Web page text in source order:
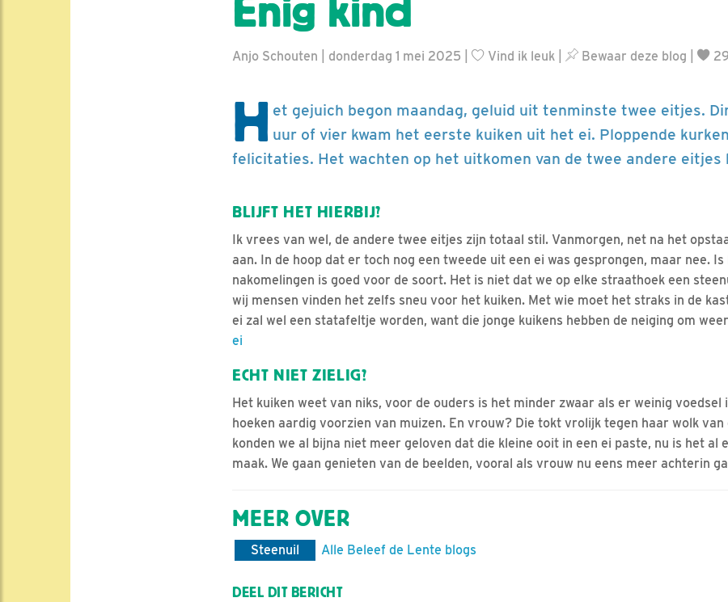
Enig kind
Anjo Schouten | donderdag 1 mei 2025 | Vind ik leuk Bewaar deze blog
H et gejuich begon maandag, geluid uit tenminste twee eitjes.
uur of vier kwam het eerste kuiken uit het ei. Ploppende
felicitaties. Het wachten op het uitkomen van de twee andere eitjes
BLIJFT HET HIERBIJ?
Ik vrees van wel, de andere twee eitjes zijn totaal stil. Vanmorgen, net na het
aan. In de hoop dat er toch nog een tweede uit een ei was gesprongen, maar nee.
nakomelingen is goed voor de soort. Het is niet dat we op elke straathoek een
wij mensen vinden het zelfs sneu voor het kuiken. Met wie moet het straks in de
ei zal wel een statafeltje worden, want die jonge kuikens hebben de neiging om
ei
ECHT NIET ZIELIG?
Het kuiken weet van niks, voor de ouders is het minder zwaar als er weinig voedsel
hoeken aardig voorzien van muizen. En vrouw? Die tokt vrolijk tegen haar wolk van
konden we al bijna niet meer geloven dat die kleine ooit in een ei paste, nu is het al
maak. We gaan genieten van de beelden, vooral als vrouw nu eens meer achterin
MEER OVER
Steenuil Alle Beleef de Lente blogs
DEEL DIT BERICHT